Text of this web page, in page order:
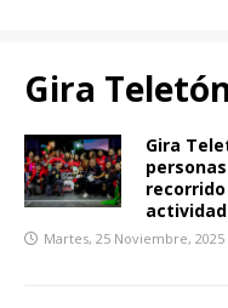
Gira
Gira
Martes, 25 Noviembre, 2025